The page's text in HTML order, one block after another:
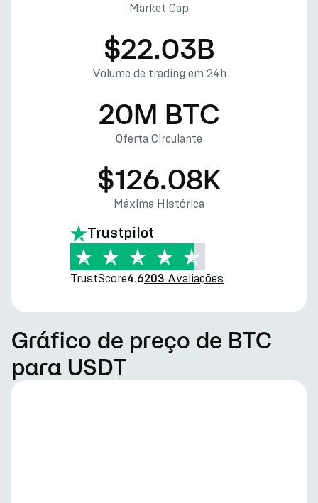
Market Cap
$22.03B
Volume de trading em 24h
20M BTC
Oferta Circulante
$126.08K
Máxima Histórica
Trustpilot
TrustScore4.6203 Avaliações
Gráfico de preço de BTC
para USDT